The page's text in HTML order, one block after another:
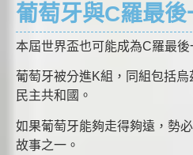
葡萄牙與C羅最後
本屆世界盃也可能成為C羅最後
葡萄牙被分進K組，同組包括
民主共和國。
如果葡萄牙能夠走得夠遠，勢
故事之一。